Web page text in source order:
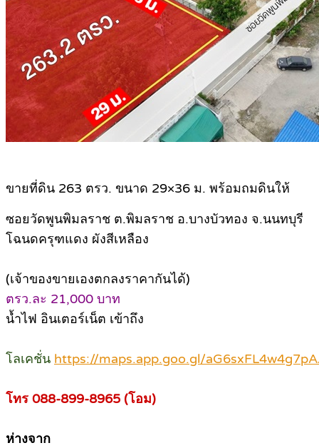
ขายที่ดิน 263 ตรว. ขนาด 29×36 ม. พร้อมถมดินให้
ซอยวัดพูนพิมลราช ต.พิมลราช อ.บางบัวทอง จ.นนทบุรี
โฉนดครุฑแดง ผังสีเหลือง
(เจ้าของขายเองตกลงราคากันได้)
ตรว.ละ 21,000 บาท
น้ำไฟ อินเตอร์เน็ต เข้าถึง
โลเคชั่น https://maps.app.goo.gl/
โทร 088-899-8965 (โอม)
ห่างจาก